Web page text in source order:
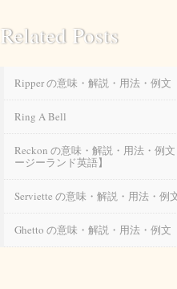
Related Posts
Ripper の意味・解説・用法・例文
Ring A Bell
Reckon の意味・解説・用法・例
ージーランド英語】
Serviette の意味・解説・用法・例
Ghetto の意味・解説・用法・例文